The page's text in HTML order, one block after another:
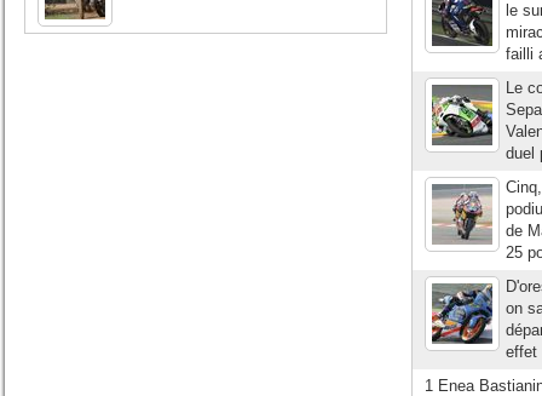
le
failli
Le
duel
de
25
on
effet
1 Enea